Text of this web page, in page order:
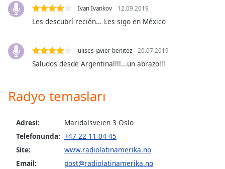
Area
Background
Opacity
Size
Edge
Style
Ivan Ivankov 12.09.2019
Les descubrí recién... Les sigo en México
ulises javier benitez 20.07.2019
Saludos desde Argentina!!!!...un abrazo!!!
Radyo temasları
Adresi:
Maridalsveien 3 Oslo
Telefonunda: +47 22 11 04 45
Site:
www.radiolatinamerika.no
Email:
post@radiolatinamerika.no